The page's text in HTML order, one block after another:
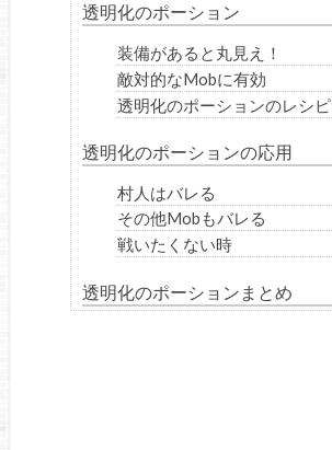
透明化のポーション
装備があると丸見え！
敵対的なMobに有効
透明化のポーションのレシピ
透明化のポーションの応用
村人はバレる
その他Mobもバレる
戦いたくない時
透明化のポーションまとめ